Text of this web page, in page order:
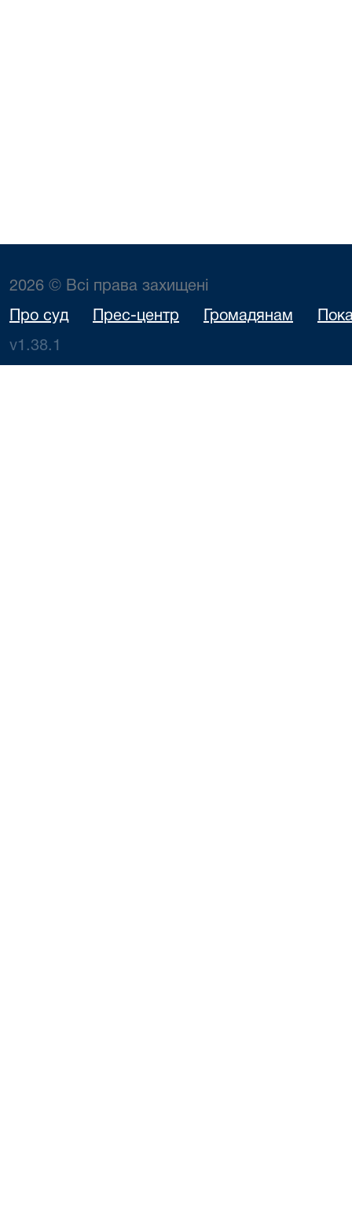
2026 © Всі права захищені
Про суд Прес-центр Громадянам
v1.38.1